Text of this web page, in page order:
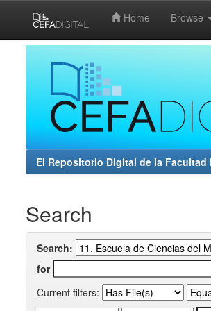
Home Browse
El Repositorio Digital de la
Search
Search:
for
Current filters: